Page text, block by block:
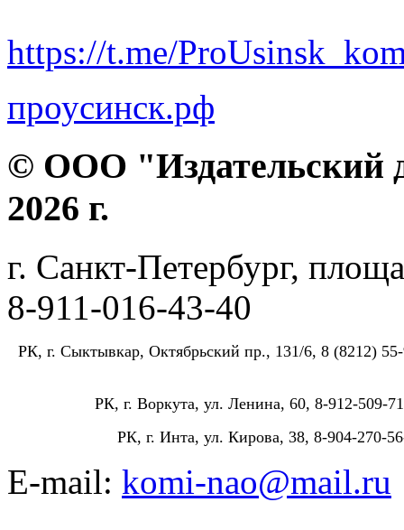
https://t.me/
проусинск.рф
© ООО "Издательский
2026 г.
г. Санкт-Петербург,
8-911-016-43-40
РК, г. Сыктывкар, Октябрьский пр., 131/6, 8 (8212)
РК, г. Воркута, ул. Ленина, 60, 8-912-509-
РК, г. Инта, ул. Кирова, 38, 8-904-270-
E-mail: komi-nao@mail.ru